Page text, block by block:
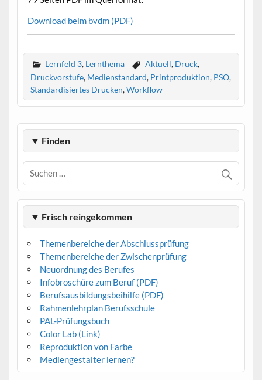
Download beim bvdm (PDF)
Lernfeld 3, Lernthema Aktuell, Druck,
Druckvorstufe, Medienstandard, Printproduktion, PSO,
Standardisiertes Drucken,Workflow
▼ Finden
▼ Frisch reingekommen
Themenbereiche der Abschlussprüfung
Themenbereiche der Zwischenprüfung
Neuordnung des Berufes
Infobroschüre zum Beruf (PDF)
Berufsausbildungsbeihilfe (PDF)
Rahmenlehrplan Berufsschule
PAL-Prüfungsbuch
Color Lab (Link)
Reproduktion von Farbe
Mediengestalter lernen?